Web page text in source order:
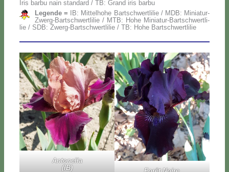
Iris bar­bu nain stan­dard / TB: Grand iris bar­bu
Le­gen­de =
IB: Mit­te­lho­he Bar­ts­ch­wer­tli­lie / MDB: Mi­nia­tur-
Zwerg-Bar­ts­ch­wer­tli­lie / MTB: Ho­he Mi­nia­tur-Bar­ts­ch­wer­tli­
lie / SDB: Zwerg-Bar­ts­ch­wer­tli­lie / TB: Ho­he Bar­ts­ch­wer­tli­lie
An­to­nel­la
(IB)